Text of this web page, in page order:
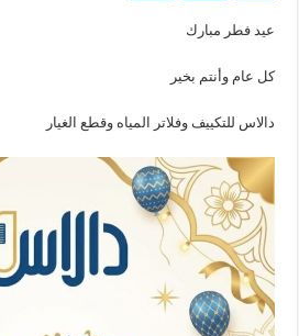
عيد فطر مبارك
كل عام وأنتم بخير
دالاس للتكييف وفلاتر المياه وقطع الغيار